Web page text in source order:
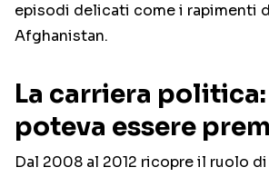
episodi delicati come i rapimenti
Afghanistan.
La carriera
poteva essere
Dal 2008 al 2012 ricopre il ruolo